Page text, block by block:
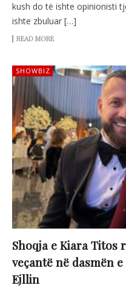
kush do të ishte opinionisti
ishte zbuluar […]
READ MORE
SHOWBIZ
Shoqja e Kiara Titos
veçantë në dasmën
Ejllin